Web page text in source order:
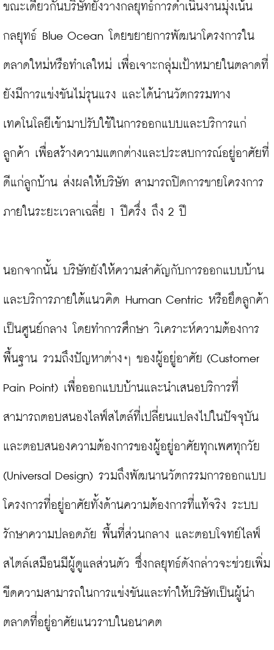
ขณะเดียวกันบริษัทยังวางกลยุทธ์การดำเนินงานมุ่งเน้น
กลยุทธ์ Blue Ocean โดยขยายการพัฒนาโครงการใน
ตลาดใหม่หรือทำเลใหม่ เพื่อเจาะกลุ่มเป้าหมายในตลาดที่
ยังมีการแข่งขันไม่รุนแรง และได้นำนวัตกรรมทาง
เทคโนโลยีเข้ามาปรับใช้ในการออกแบบและบริการแก่
ลูกค้า เพื่อสร้างความแตกต่างและประสบการณ์อยู่อาศัยที่
ดีแก่ลูกบ้าน ส่งผลให้บริษัท สามารถปิดการขายโครงการ
ภายในระยะเวลาเฉลี่ย 1 ปีครึ่ง ถึง 2 ปี
นอกจากนั้น บริษัทยังให้ความสำคัญกับการออกแบบบ้าน
และบริการภายใต้แนวคิด Human Centric หรือยึดลูกค้า
เป็นศูนย์กลาง โดยทำการศึกษา วิเคราะห์ความต้องการ
พื้นฐาน รวมถึงปัญหาต่างๆ ของผู้อยู่อาศัย (Customer
Pain Point) เพื่อออกแบบบ้านและนำเสนอบริการที่
สามารถตอบสนองไลฟ์สไตล์ที่เปลี่ยนแปลงไปในปัจจุบัน
และตอบสนองความต้องการของผู้อยู่อาศัยทุกเพศทุกวัย
(Universal Design) รวมถึงพัฒนานวัตกรรมการออกแบบ
โครงการที่อยู่อาศัยทั้งด้านความต้องการที่แท้จริง ระบบ
รักษาความปลอดภัย พื้นที่ส่วนกลาง และตอบโจทย์ไลฟ์
สไตล์เสมือนมีผู้ดูแลส่วนตัว ซึ่งกลยุทธ์ดังกล่าวจะช่วยเพิ่ม
ขีดความสามารถในการแข่งขันและทำให้บริษัทเป็นผู้นำ
ตลาดที่อยู่อาศัยแนวราบในอนาคต